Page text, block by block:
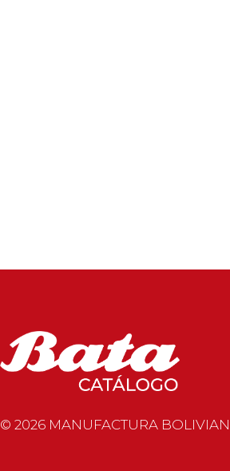
© 2026 MANUFACTURA